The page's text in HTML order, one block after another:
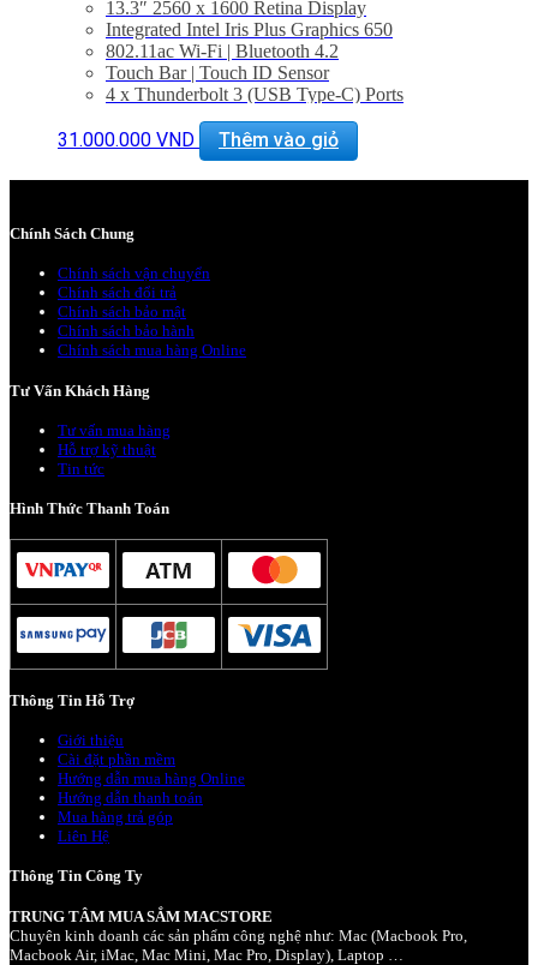
13.3″ 2560 x 1600 Retina Display
Integrated Intel Iris Plus Graphics 650
802.11ac Wi-Fi | Bluetooth 4.2
Touch Bar | Touch ID Sensor
4 x Thunderbolt 3 (USB Type-C) Ports
Force Touch Trackpad
macOS Sierra
BẢO HÀNH 1 NĂM.
31.000.000 VND Thêm vào giỏ
Chính Sách Chung
Chính sách vận chuyển
Chính sách đổi trả
Chính sách bảo mật
Chính sách bảo hành
Chính sách mua hàng Online
Tư Vấn Khách Hàng
Tư vấn mua hàng
Hỗ trợ kỹ thuật
Tin tức
Hình Thức Thanh Toán
Thông Tin Hỗ Trợ
Giới thiệu
Cài đặt phần mềm
Hướng dẫn mua hàng Online
Hướng dẫn thanh toán
Mua hàng trả góp
Liên Hệ
Thông Tin Công Ty
TRUNG TÂM MUA SẮM MACSTORE
Chuyên kinh doanh các sản phẩm công nghệ như: Mac (Macbook Pro,
Macbook Air, iMac, Mac Mini, Mac Pro, Display), Laptop …